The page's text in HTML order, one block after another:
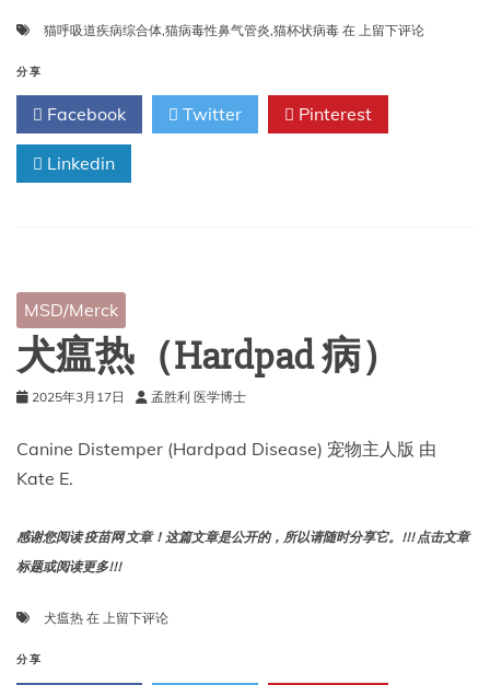
猫呼吸道疾病综合体,猫病毒性鼻气管炎,猫杯状病毒 在 猫
道
疾
病
气
炎、
状
上留下评论
分享
Facebook Twitter Pinterest
Linkedin
MSD/Merck
犬瘟热（Hardpad 病）
2025年3月17日 孟胜利 医学博士
Canine Distemper (Hardpad Disease) 宠物主人版 由
Kate E.
感谢您阅读 疫苗网 文章！这篇文章是公开的，所以请随时分享它。!!! 点击文章
标题或阅读更多!!!
犬瘟热 在 犬
上留下评论
分享